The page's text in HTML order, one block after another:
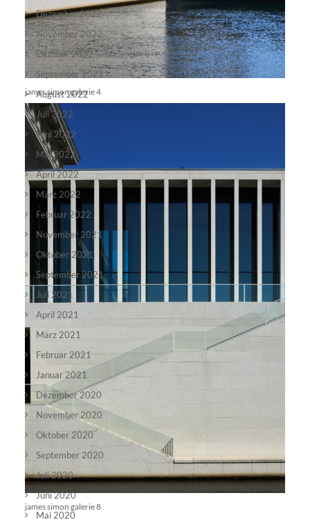
james simon galerie 4
james simon galerie 8
Dezember 2022
November 2022
Oktober 2022
September 2022
August 2022
Juli 2022
Juni 2022
Mai 2022
April 2022
März 2022
Februar 2022
November 2021
Oktober 2021
September 2021
Juli 2021
April 2021
März 2021
Februar 2021
Januar 2021
Dezember 2020
November 2020
Oktober 2020
September 2020
Juli 2020
Juni 2020
Mai 2020